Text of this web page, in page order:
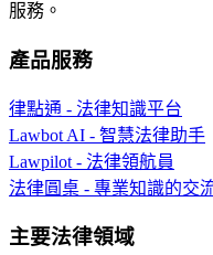
服務。
產品服務
律點通 - 法律知識平台
Lawbot AI - 智慧法律助手
Lawpilot - 法律領航員
法律圓桌 - 專業知識的交
主要法律領域